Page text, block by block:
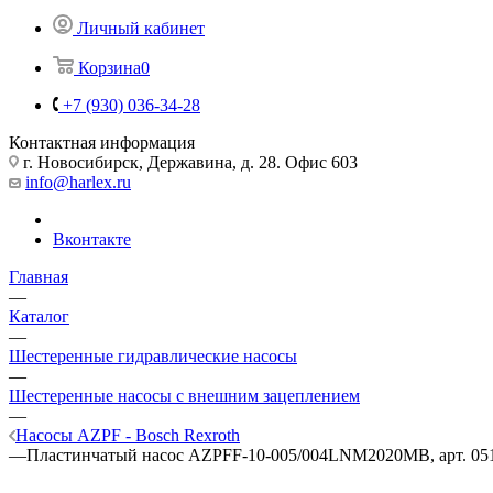
Личный кабинет
Корзина0
+7 (930) 036-34-28
Контактная информация
г. Новосибирск, Державина, д. 28. Офис 603
info@harlex.ru
Вконтакте
Главная
—
Каталог
—
Шестеренные гидравлические насосы
—
Шестеренные насосы с внешним зацеплением
—
Насосы AZPF - Bosch Rexroth
—Пластинчатый насос AZPFF-10-005/004LNM2020MB, арт.